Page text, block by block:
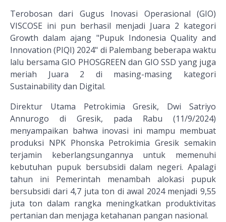
Terobosan dari Gugus Inovasi Operasional (GIO)
VISCOSE ini pun berhasil menjadi Juara 2 kategori
Growth dalam ajang "Pupuk Indonesia Quality and
Innovation (PIQI) 2024" di Palembang beberapa waktu
lalu bersama GIO PHOSGREEN dan GIO SSD yang juga
meriah Juara 2 di masing-masing kategori
Sustainability dan Digital.
Direktur Utama Petrokimia Gresik, Dwi Satriyo
Annurogo di Gresik, pada Rabu (11/9/2024)
menyampaikan bahwa inovasi ini mampu membuat
produksi NPK Phonska Petrokimia Gresik semakin
terjamin keberlangsungannya untuk memenuhi
kebutuhan pupuk bersubsidi dalam negeri. Apalagi
tahun ini Pemerintah menambah alokasi pupuk
bersubsidi dari 4,7 juta ton di awal 2024 menjadi 9,55
juta ton dalam rangka meningkatkan produktivitas
pertanian dan menjaga ketahanan pangan nasional.